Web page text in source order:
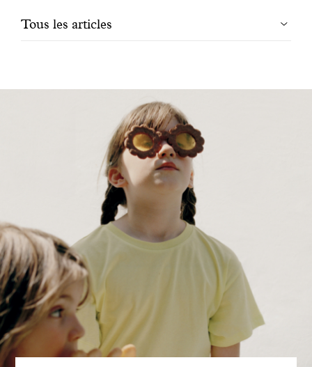
Engagé avec bon sens
Manifesto
Dandoy Family
Boutiques
E-Shop
Filtrer
Tous les articles